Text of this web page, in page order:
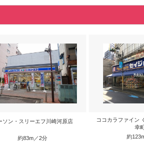
ソン・スリーエフ川崎河原店
約83m／2分
ココカラファイン
幸
約